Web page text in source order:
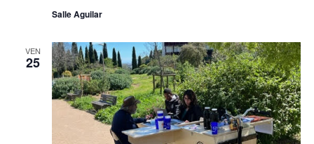
vues
Salle Aguilar
VEN
25